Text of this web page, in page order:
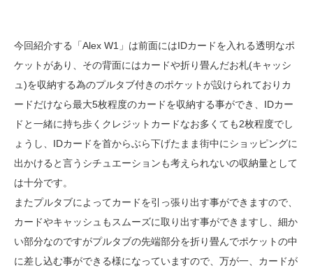
今回紹介する「Alex W1」は前面にはIDカードを入れる透明なポ
ケットがあり、その背面にはカードや折り畳んだお札(キャッシ
ュ)を収納する為のプルタブ付きのポケットが設けられておりカ
ードだけなら最大5枚程度のカードを収納する事ができ、IDカー
ドと一緒に持ち歩くクレジットカードなお多くても2枚程度でし
ょうし、IDカードを首からぶら下げたまま街中にショッピングに
出かけると言うシチュエーションも考えられないの収納量として
は十分です。
またプルタブによってカードを引っ張り出す事ができますので、
カードやキャッシュもスムーズに取り出す事ができますし、細か
い部分なのですがプルタブの先端部分を折り畳んでポケットの中
に差し込む事ができる様になっていますので、万が一、カードが